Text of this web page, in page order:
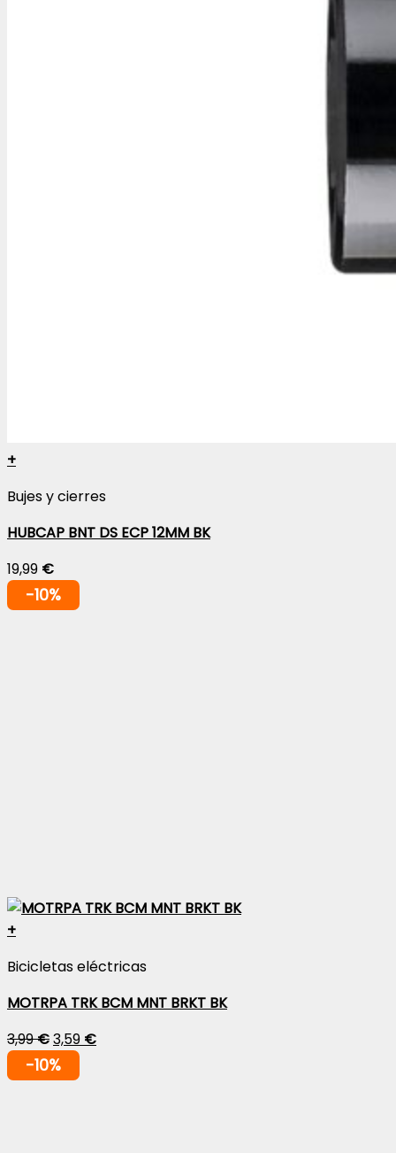
+
Bujes y cierres
HUBCAP BNT DS ECP 12MM BK
19,99 €
-10%
+
Bicicletas eléctricas
MOTRPA TRK BCM MNT BRKT BK
3,99€3,59 €
-10%